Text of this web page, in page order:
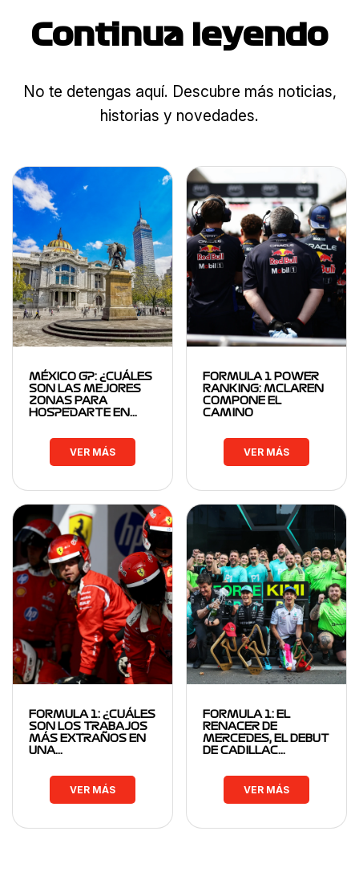
Continua leyendo
No te detengas aquí. Descubre más noticias,
historias y novedades.
MÉXICO GP: ¿CUÁLES
SON LAS MEJORES
ZONAS PARA
HOSPEDARTE EN…
VER MÁS
FORMULA 1 POWER
RANKING: MCLAREN
COMPONE EL
CAMINO
VER MÁS
FORMULA 1: ¿CUÁLES
SON LOS TRABAJOS
MÁS EXTRAÑOS EN
UNA…
VER MÁS
FORMULA 1: EL
RENACER DE
MERCEDES, EL DEBUT
DE CADILLAC…
VER MÁS